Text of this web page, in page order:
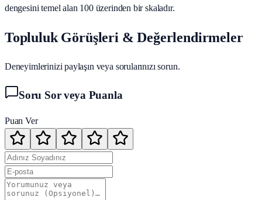
dengesini temel alan 100 üzerinden bir skaladır.
Topluluk Görüşleri & Değerlendirmeler
Deneyimlerinizi paylaşın veya sorularınızı sorun.
Soru Sor veya Puanla
Puan Ver